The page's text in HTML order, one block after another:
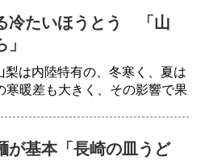
冷たいほうとう 「山
梨は内陸特有の、冬寒く、夏は
寒暖差も大きく、その影響で果
が基本「長崎の皿うど